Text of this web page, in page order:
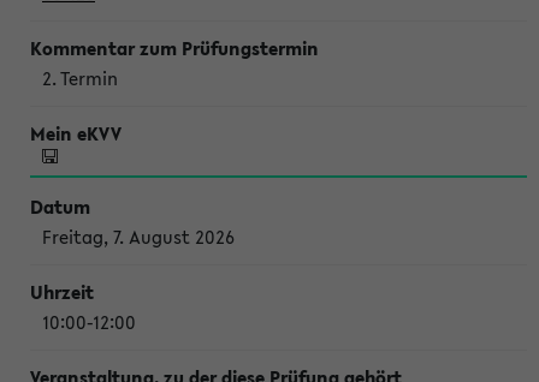
2. Termin
Freitag, 7. August 2026
10:00-12:00